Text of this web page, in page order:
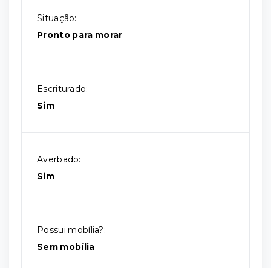
Situação:
Pronto para morar
Escriturado:
Sim
Averbado:
Sim
Possui mobília?:
Sem mobília